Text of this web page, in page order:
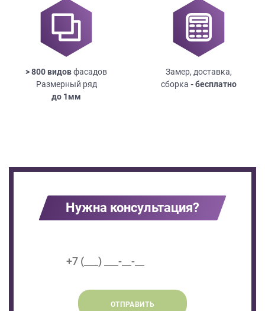
> 800 видовфасадов
Размерный ряд
до 1мм
Замер, доставка,
сборка - бесплатно
Нужна консультация?
ОТПРАВИТЬ